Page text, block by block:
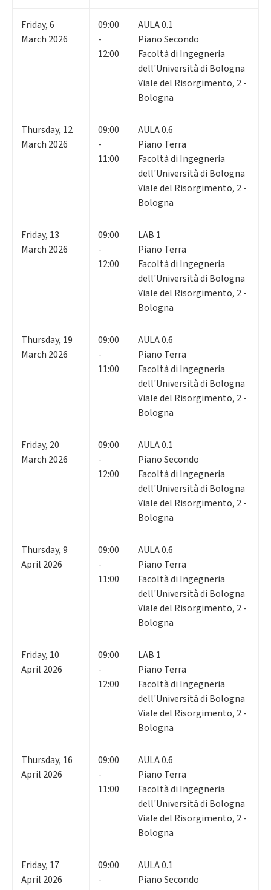
Friday,6
March 2026
09:00
-
12:00
AULA 0.1
Piano Secondo
Facoltà di Ingegneria
dell'Università di Bologna
Viale del Risorgimento, 2 -
Bologna
Thursday, 12
March 2026
09:00
-
11:00
AULA 0.6
Piano Terra
Facoltà di Ingegneria
dell'Università di Bologna
Viale del Risorgimento, 2 -
Bologna
Friday, 13
March 2026
09:00
-
12:00
LAB 1
Piano Terra
Facoltà di Ingegneria
dell'Università di Bologna
Viale del Risorgimento, 2 -
Bologna
Thursday, 19
March 2026
09:00
-
11:00
AULA 0.6
Piano Terra
Facoltà di Ingegneria
dell'Università di Bologna
Viale del Risorgimento, 2 -
Bologna
Friday, 20
March 2026
09:00
-
12:00
AULA 0.1
Piano Secondo
Facoltà di Ingegneria
dell'Università di Bologna
Viale del Risorgimento, 2 -
Bologna
Thursday,9
April 2026
09:00
-
11:00
AULA 0.6
Piano Terra
Facoltà di Ingegneria
dell'Università di Bologna
Viale del Risorgimento, 2 -
Bologna
Friday, 10
April 2026
09:00
-
12:00
LAB 1
Piano Terra
Facoltà di Ingegneria
dell'Università di Bologna
Viale del Risorgimento, 2 -
Bologna
Thursday, 16
April 2026
09:00
-
11:00
AULA 0.6
Piano Terra
Facoltà di Ingegneria
dell'Università di Bologna
Viale del Risorgimento, 2 -
Bologna
Friday, 17
April 2026
09:00
-
AULA 0.1
Piano Secondo